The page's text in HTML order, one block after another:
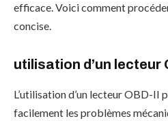
efficace. Voici comment
concise.
utilisation d’un lecteur
L’utilisation d’un lecteur OBD-II
facilement les problèmes